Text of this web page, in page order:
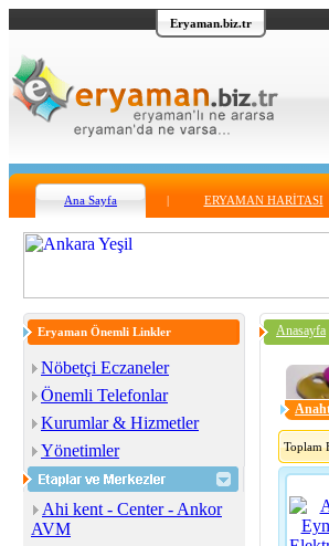
Eryaman.biz.tr
Ana Sayfa ERYAMAN HARİTASI
Eryaman Önemli Linkler
Nöbetçi Eczaneler
Önemli Telefonlar
Kurumlar & Hizmetler
Yönetimler
Ahi kent - Center - Ankor
AVM
Anasayfa
Toplam